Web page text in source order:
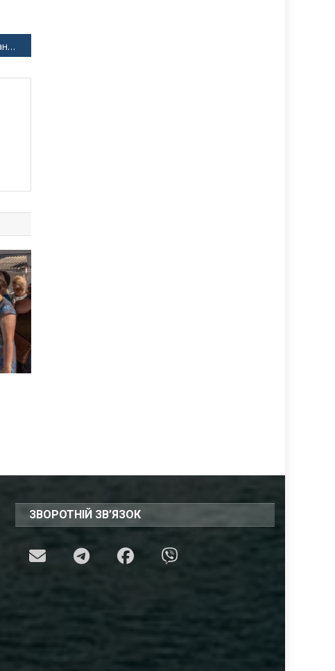
Українську підозрювану у нападі в Монако знайшли мертвою поблизу Києва
ЗВОРОТНІЙ ЗВ’ЯЗОК